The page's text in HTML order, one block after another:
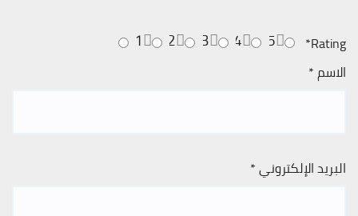
Rating
*
5
4
3
2
1
الاسم*
البريد الإلكتروني*